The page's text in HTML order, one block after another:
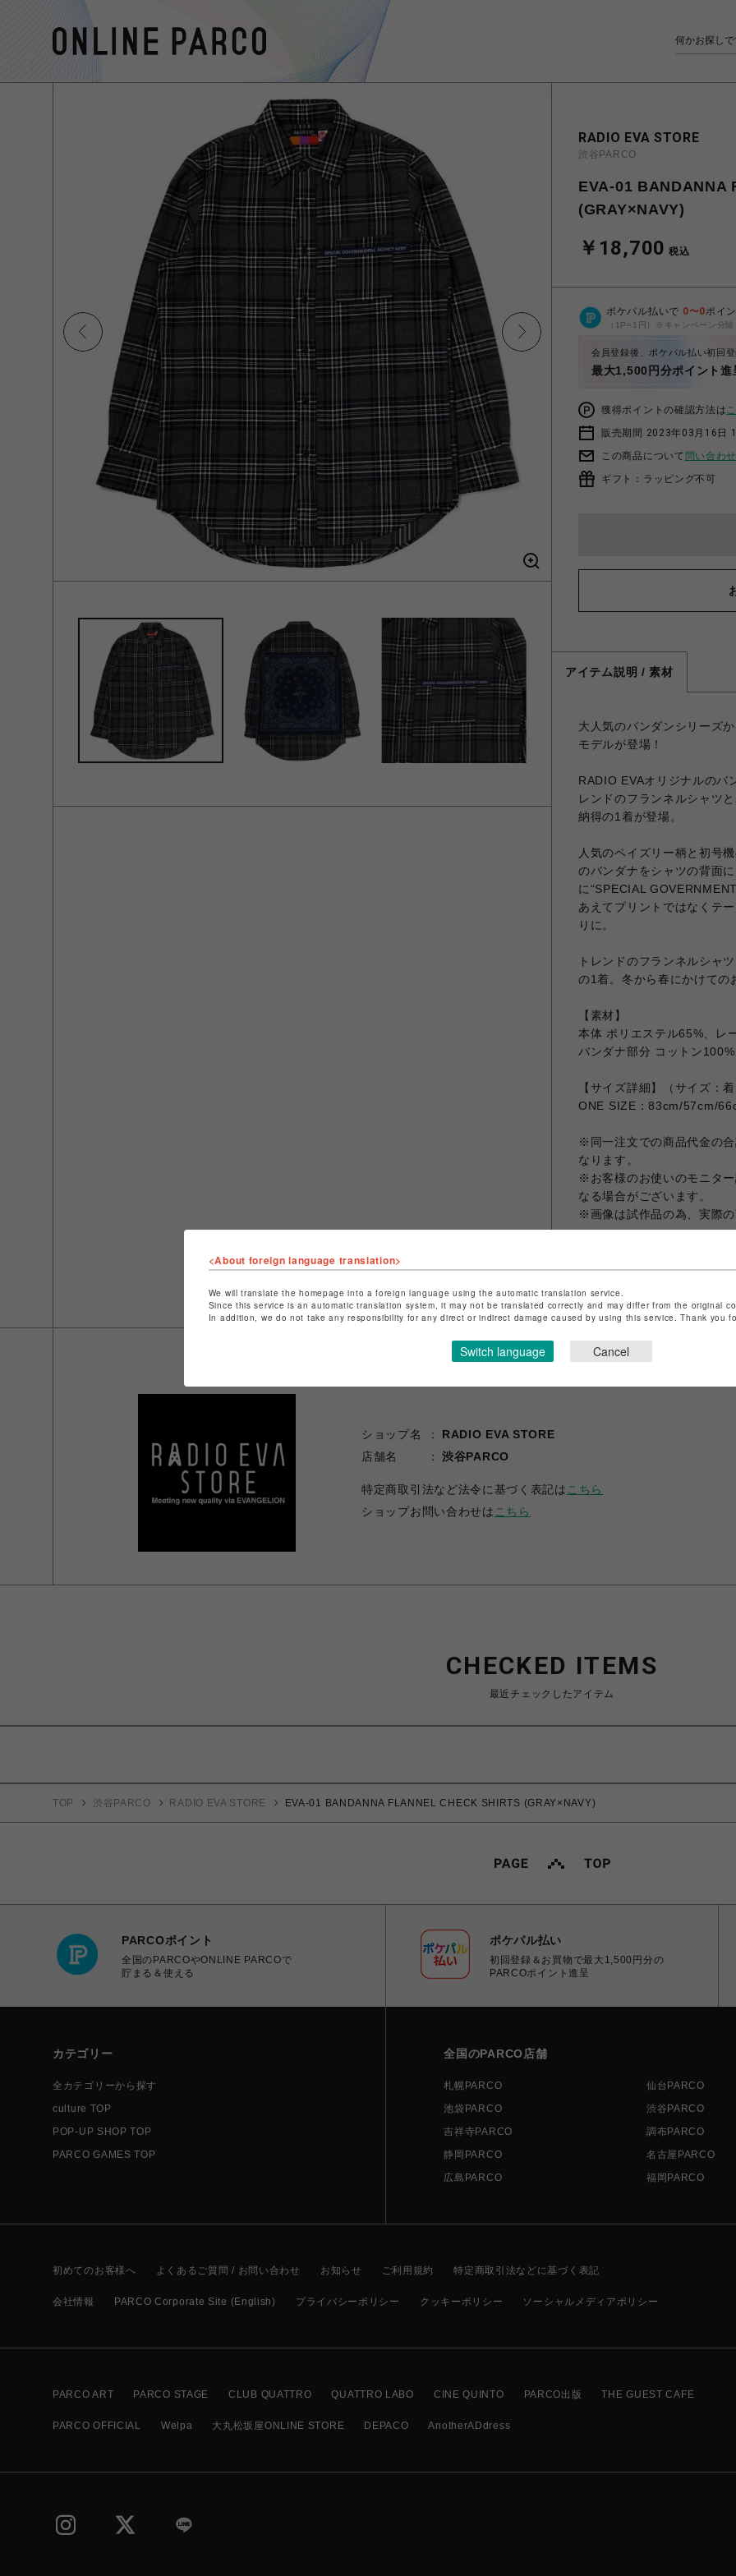
RADIO EVA STORE
渋谷PARCO
EVA-01 BANDANNA
(GRAY×NAVY)
￥18,700 税込
ポケパル払いで 0〜0ポイ
（1P=1円）※キャンペーン分除
会員登録後、ポケパル払い初回
最大1,500円分ポイント進
獲得ポイントの確認方法は
販売期間 2023年03月16日
この商品について 問い合わ
ギフト：ラッピング不可
アイテム説明 / 素材
大人気のバンダンシリーズ
モデルが登場！
RADIO EVAオリジナルのバ
レンドのフランネルシャツ
納得の1着が登場。
人気のペイズリー柄と初号
のバンダナをシャツの背面
に“SPECIAL
あえてプリントではなくテ
りに。
トレンドのフランネルシャ
の1着。冬から春にかけての
【素材】
本体 ポリエステル65%、レ
バンダナ部分 コットン100%
【サイズ詳細】（サイズ：
ONE SIZE：83cm/57cm/
※同一注文での商品代金の
なります。
※お客様のお使いのモニタ
なる場合がございます。
※画像は試作品の為、実際の
シェアする
ショップ名
RADIO EVA STORE
店舗名
渋谷PARCO
特定商取引法など法令に基づく表記は こちら
ショップお問い合わせは こちら
CHECKED ITEMS
最近チェックしたアイテム
TOP 渋谷PARCO RADIO EVA STORE EVA-01 BANDANNA FLANNEL CHECK SHIRTS (GRAY×NAVY)
PARCOポイント
全国のPARCOやONLINE PARCOで
貯まる＆使える
ポケパル払い
初回登録＆お買物で最大1,500円分の
PARCOポイント進呈
カテゴリー
全カテゴリーから探す
culture TOP
POP-UP SHOP TOP
PARCO GAMES TOP
全国のPARCO店舗
札幌PARCO 仙台PARCO
池袋PARCO
渋谷PARCO
吉祥寺PARCO
調布PARCO
静岡PARCO
名古屋PARCO
広島PARCO
福岡PARCO
初めてのお客様へ よくあるご質問 / お問い合わせ お知らせ ご利用規約 特定商取引法などに基づく表記
会社情報 PARCO Corporate Site (English) プライバシーポリシー クッキーポリシー ソーシャルメディアポリシー
PARCO ART PARCO STAGE CLUB QUATTRO QUATTRO LABO CINE QUINTO PARCO出版 THE GUEST CAFE
PARCO OFFICIAL Welpa 大丸松坂屋ONLINE STORE DEPACO AnotherADdress
<About foreign language translation>
We will translate the homepage into a foreign language using the automatic translation service.
Since this service is an automatic translation system, it may not be translated correctly and may differ from the original
In addition, we do not take any responsibility for any direct or indirect damage caused by using this service. Thank you
Switch language Cancel